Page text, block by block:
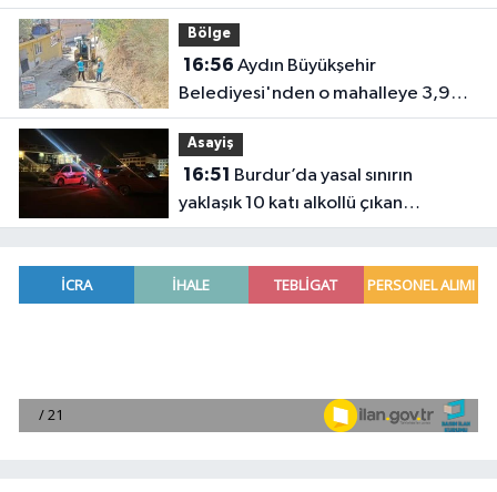
Bölge
16:56
Belediyesi'nden o mahalleye 3,9
milyon TL’lik yatırım
Asayiş
16:51
yaklaşık 10 katı alkollü çıkan
sürücüye büyük ceza